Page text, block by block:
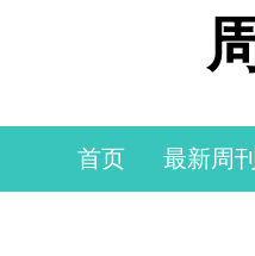
首页 最新周刊